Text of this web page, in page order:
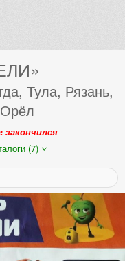
Тула, Рязань,
закончился
(7)